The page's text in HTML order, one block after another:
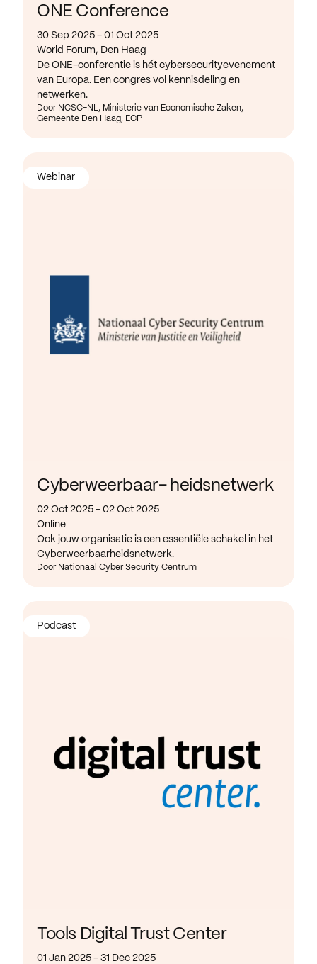
ONE Conference
30 Sep 2025 - 01 Oct 2025
World Forum, Den Haag
De ONE-conferentie is hét cybersecurityevenement
van Europa. Een congres vol kennisdeling en
netwerken.
Door NCSC-NL, Ministerie van Economische Zaken,
Gemeente Den Haag, ECP
Cyberweerbaar- heidsnetwerk
02 Oct 2025 - 02 Oct 2025
Online
Ook jouw organisatie is een essentiële schakel in het
Cyberweerbaarheidsnetwerk.
Door Nationaal Cyber Security Centrum
Webinar
Tools Digital Trust Center
01 Jan 2025 - 31 Dec 2025
Podcast